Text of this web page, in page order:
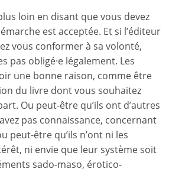
loin en disant que vous devez
est acceptée. Et si l’éditeur
vous conformer à sa volonté,
pas obligé·e légalement. Les
une bonne raison, comme être
du livre dont vous souhaitez
Ou peut-être qu’ils ont d’autres
pas connaissance, concernant
peut-être qu’ils n’ont ni les
ni envie que leur système soit
sado-maso, érotico-